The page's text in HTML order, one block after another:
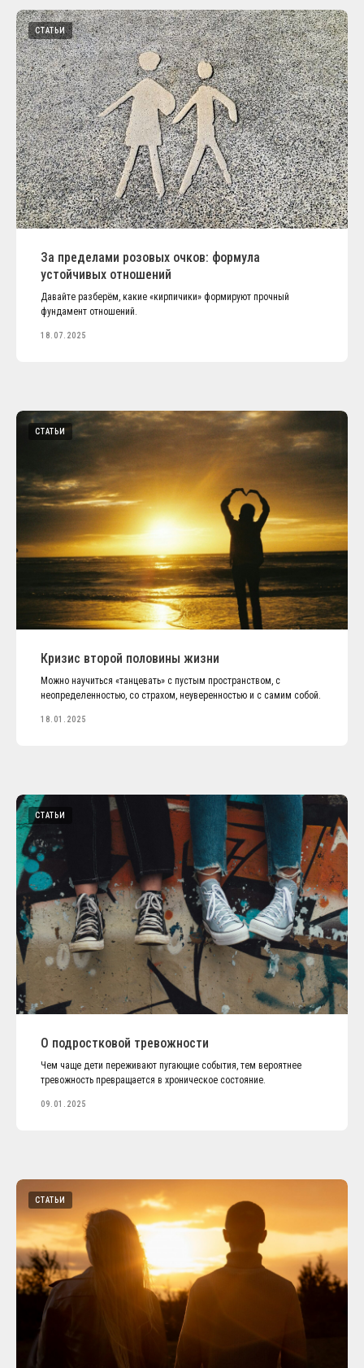
СТАТЬИ
За пределами розовых очков: формула
устойчивых отношений
Давайте разберём, какие «кирпичики» формируют прочный
фундамент отношений.
18.07.2025
СТАТЬИ
Кризис второй половины жизни
Можно научиться «танцевать» с пустым пространством, с
неопределенностью, со страхом, неуверенностью и с самим собой.
18.01.2025
СТАТЬИ
О подростковой тревожности
Чем чаще дети переживают пугающие события, тем вероятнее
тревожность превращается в хроническое состояние.
09.01.2025
СТАТЬИ